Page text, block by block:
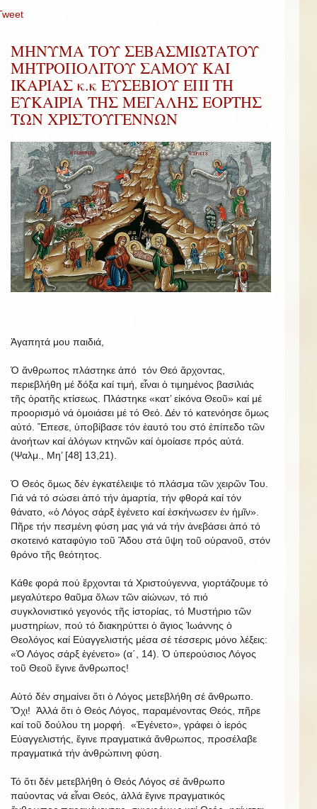
ΜΗΝΥΜΑ ΤΟΥ ΣΕΒΑΣΜΙΩΤΑΤΟΥ
ΜΗΤΡΟΠΟΛΙΤΟΥ ΣΑΜΟΥ ΚΑΙ
ΙΚΑΡΙΑΣ κ.κ ΕΥΣΕΒΙΟΥ ΕΠΙ ΤΗ
ΕΥΚΑΙΡΙΑ ΤΗΣ ΜΕΓΑΛΗΣ ΕΟΡΤΗΣ
ΤΩΝ ΧΡΙΣΤΟΥΓΕΝΝΩΝ
Ἀγαπητά μου παιδιά,
Ὁ ἄνθρωπος πλάστηκε ἀπό τόν Θεό ἄρχοντας,
περιεβλήθη μέ δόξα καί τιμή, εἶναι ὁ τιμημένος βασιλιάς
τῆς ὁρατῆς κτίσεως. Πλάστηκε «κατ’ εἰκόνα Θεοῦ» καί μέ
προορισμό νά ὁμοιάσει μέ τό Θεό. Δέν τό κατενόησε ὅμως
αὐτό. Ἔπεσε, ὑποβίβασε τόν ἑαυτό του στό ἐπίπεδο τῶν
ἀνοήτων καί ἀλόγων κτηνῶν καί ὁμοίασε πρός αὐτά.
(Ψαλμ., Μη’ [48] 13,21).
Ὁ Θεός ὅμως δέν ἐγκατέλειψε τό πλάσμα τῶν χειρῶν Του.
Γιά νά τό σώσει ἀπό τήν ἁμαρτία, τήν φθορά καί τόν
θάνατο, «ὁ Λόγος σάρξ ἐγένετο καί ἐσκήνωσεν ἐν ἡμῖν».
Πῆρε τήν πεσμένη φύση μας γιά νά τήν ἀνεβάσει ἀπό τό
σκοτεινό καταφύγιο τοῦ Ἅδου στά ὕψη τοῦ οὑρανοῦ, στόν
θρόνο τῆς θεότητος.
Κάθε φορά πού ἔρχονται τά Χριστούγεννα, γιορτάζουμε τό
μεγαλύτερο θαῦμα ὅλων τῶν αἰώνων, τό πιό
συγκλονιστικό γεγονός τῆς ἱστορίας, τό Μυστήριο τῶν
μυστηρίων, πού τό διακηρύττει ὁ ἅγιος Ἰωάννης ὁ
Θεολόγος καί Εὐαγγελιστής μέσα σέ τέσσερις μόνο λέξεις:
«Ὁ Λόγος σάρξ ἐγένετο» (α΄, 14). Ὁ ὑπερούσιος Λόγος
τοῦ Θεοῦ ἔγινε ἄνθρωπος!
Αὐτό δέν σημαίνει ὅτι ὁ Λόγος μετεβλήθη σέ ἄνθρωπο.
Ὄχι! Ἀλλά ὅτι ὁ Θεός Λόγος, παραμένοντας Θεός, πῆρε
καί τοῦ δούλου τη μορφή. «Ἐγένετο», γράφει ὁ ἱερός
Εὐαγγελιστής, ἔγινε πραγματικά ἄνθρωπος, προσέλαβε
πραγματικά τήν ἀνθρώπινη φύση.
Τό ὅτι δέν μετεβλήθη ὁ Θεός Λόγος σέ ἄνθρωπο
παύοντας νά εἶναι Θεός, ἀλλά ἔγινε πραγματικός